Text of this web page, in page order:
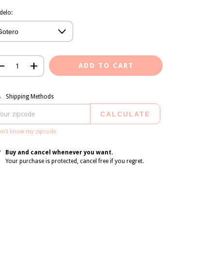
for zipcode:
Shipping Methods
CALCULATE
know my zipcode
Buy and cancel whenever you want.
Your purchase is protected, cancel free if you regret.